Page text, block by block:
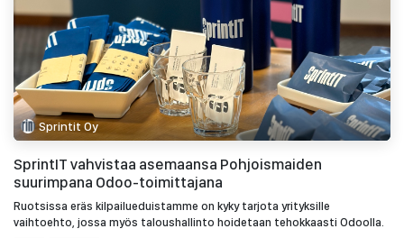
Sprintit Oy
SprintIT vahvistaa asemaansa Pohjoismaiden
suurimpana Odoo-toimittajana
Ruotsissa eräs kilpailueduistamme on kyky tarjota yrityksille
vaihtoehto, jossa myös taloushallinto hoidetaan tehokkaasti Odoolla.